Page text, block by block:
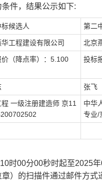
件，结果公示如下:
候选人 第二
华工程建设有限公司 北京
（降点率）：5.100
投标
张飞
程 一级注册建造师 京11
中华
专业/
时00分00秒时起至2025
）的扫描件通过邮件方式